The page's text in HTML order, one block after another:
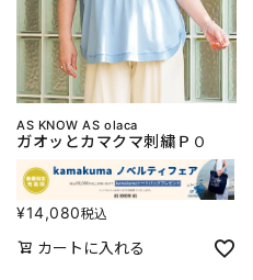
AS KNOW AS olaca
ガオッとカマクマ刺繍ＰＯ
¥14,080税込
カートに入れる